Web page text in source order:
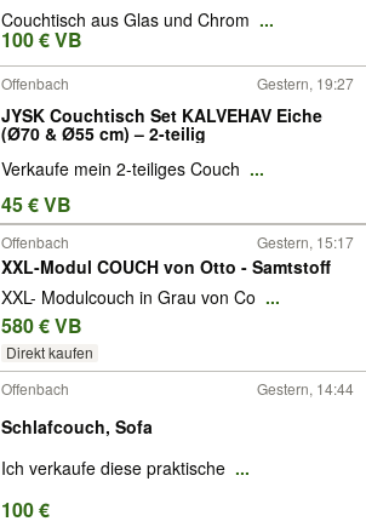
Couchtisch aus Glas und Chrom ...
100 € VB
Offenbach Gestern, 19:27
JYSK Couchtisch Set KALVEHAV Eiche
(Ø70 & Ø55 cm) – 2-teilig
Verkaufe mein 2-teiliges Couch ...
45 € VB
Offenbach Gestern, 15:17
XXL-Modul COUCH von Otto - Samtstoff
XXL- Modulcouch in Grau von Co ...
580 € VB
Direkt kaufen
Offenbach
Gestern, 14:44
Schlafcouch, Sofa
Ich verkaufe diese praktische ...
100 €